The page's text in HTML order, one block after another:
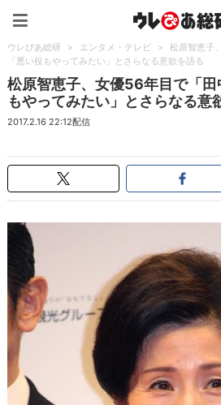
ウレぴあ総研 > エンタメ・テレビ >
松原智恵子
「悪い役もやってみたい」とさらなる意欲を語る
松原智恵子、女優56年目で「
もやってみたい」とさらなる意
2017.2.16 22:12配信